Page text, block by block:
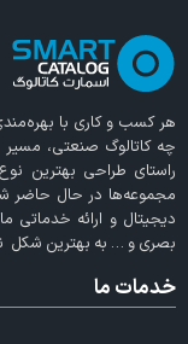
هر کسب و کاری با
چه کاتالوگ صنعتی، مسیر
راستای طراحی بهترین
مجموعه‌ها در حال حاضر
دیجیتال و ارائه
بصری و … به بهترین شکل
خدمات ما